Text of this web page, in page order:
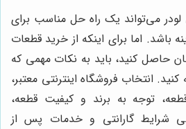
لودر می‌تواند یک راه حل مناسب برای
باشد. اما برای اینکه از خرید قطعات
حاصل کنید، باید به نکات مهمی که
انتخاب فروشگاه اینترنتی معتبر،
توجه به برند و کیفیت قطعه،
شرایط گارانتی و خدمات پس از